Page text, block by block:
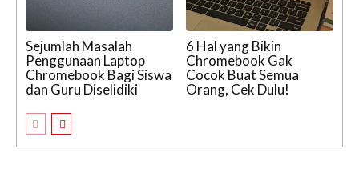
Sejumlah Masalah
Penggunaan Laptop
Chromebook Bagi Siswa
dan Guru Diselidiki
6 Hal yang Bikin
Chromebook Gak
Cocok Buat Semua
Orang, Cek Dulu!